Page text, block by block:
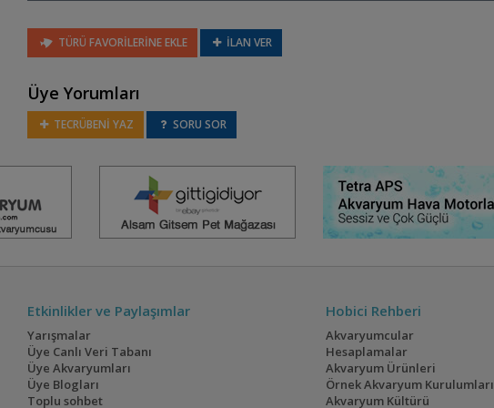
TÜRÜ FAVORİLERİNE EKLE İLAN VER
Üye Yorumları
TECRÜBENİ YAZ SORU SOR
Etkinlikler ve Paylaşımlar
Yarışmalar
Üye Canlı Veri Tabanı
Üye Akvaryumları
Üye Blogları
Toplu sohbet
Hobici Rehberi
Akvaryumcular
Hesaplamalar
Akvaryum Ürünleri
Örnek Akvaryum Kurulumları
Akvaryum Kültürü